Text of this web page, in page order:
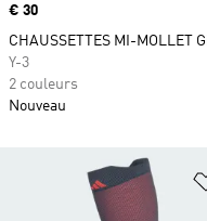
Prix
€ 30
CHAUSSETTES MI-MOLLET
Y-3
2 couleurs
Nouveau